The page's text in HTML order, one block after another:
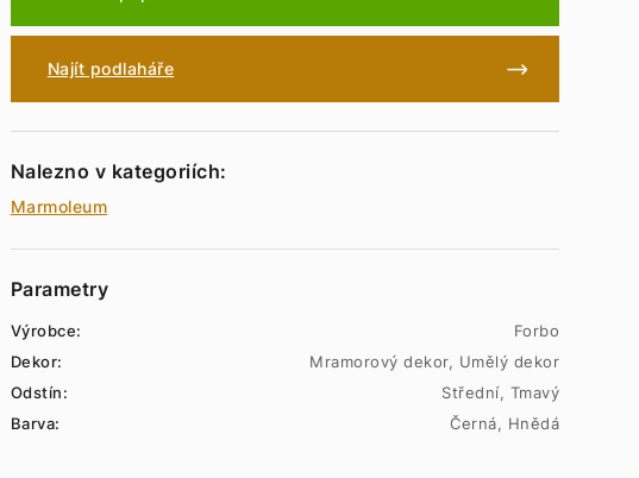
Najít podlaháře
Nalezno v kategoriích:
Marmoleum
Parametry
Výrobce:
Forbo
Dekor:
Mramorový dekor, Umělý dekor
Odstín:
Střední, Tmavý
Barva:
Černá, Hnědá